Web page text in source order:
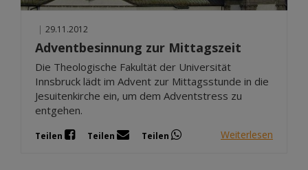
| 29.11.2012
Adventbesinnung zur Mittagszeit
Die Theologische Fakultät der Universität
Innsbruck lädt im Advent zur Mittagsstunde in die
Jesuitenkirche ein, um dem Adventstress zu
entgehen.
Teilen Teilen Teilen Weiterlesen